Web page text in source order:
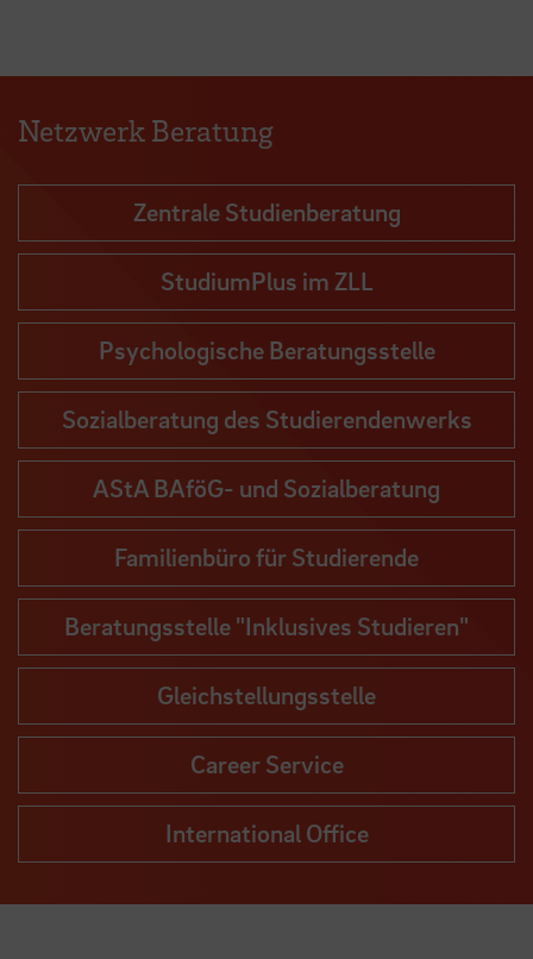
Netzwerk Beratung
Zentrale Studienberatung
StudiumPlus im ZLL
Psychologische Beratungsstelle
Sozialberatung des Studierendenwerks
AStA BAföG- und Sozialberatung
Familienbüro für Studierende
Beratungsstelle "Inklusives Studieren"
Gleichstellungsstelle
Career Service
International Office